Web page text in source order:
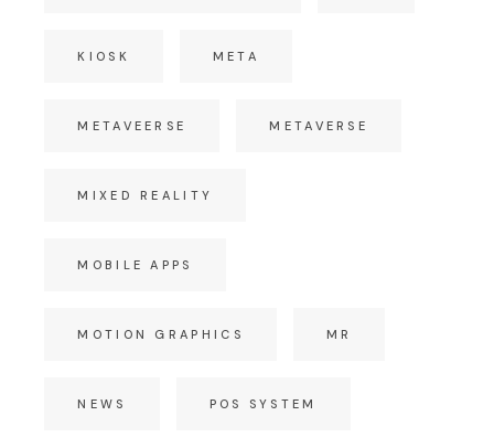
KIOSK META
METAVEERSE METAVERSE
MIXED REALITY
MOBILE APPS
MOTION GRAPHICS MR
NEWS POS SYSTEM